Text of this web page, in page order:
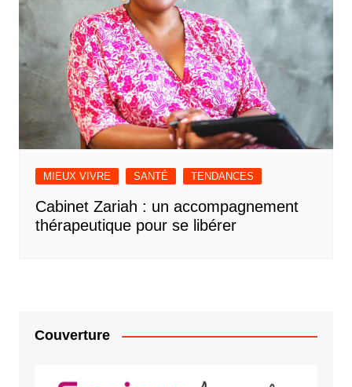
MIEUX VIVRE SANTÉ TENDANCES
Cabinet Zariah : un accompagnement
thérapeutique pour se libérer
Couverture